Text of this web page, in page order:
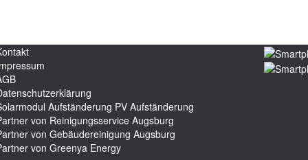
Aufständerung PV Aufständerung
von Reinigungsservice Augsburg
von Gebäudereinigung Augsburg
von Greenya Energy